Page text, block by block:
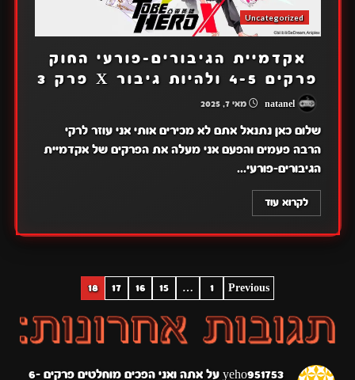
Uncategorized
אקדמיית הגיבורים-פורעי החוק
פרקים 4-5 ולהיות גיבור X פרק 3
מאי 7, 2025
שלום כאן נתנאל אתם לא מכירים אותי אני עוזר לרקי
הרבה פעמים והפעם אני מעלה את הפרקים של אקדמיית
הגיבורים-פורעי...
לקרוא עוד
POSTS
PAGINATION
Previous
1
…
15
16
17
18
yeho951753 על אתה ואני הפכים מוחלטים פרקים 6-